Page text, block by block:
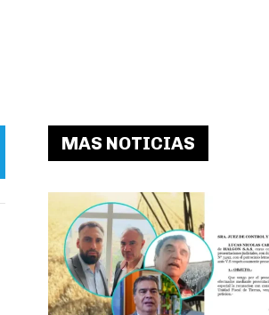
MAS NOTICIAS